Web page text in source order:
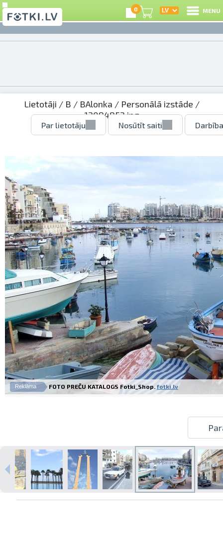
Izdrukas 1h laikā Rīgā – pasūtiet
tiešsaistē
Dažādi formāti un papīra veidi
0 MENU
Lietotāji / B / BAlonka / Personālā izstāde /
12084852.jpg
Par lietotāju Nosūtīt saiti
Reklāma FOTO PREČU KATALOGS Fotki_Shop. fotki.lv